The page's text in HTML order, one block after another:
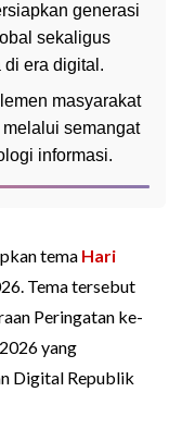
generasi
sekaligus
di era digital.
masyarakat
semangat
informasi.
tema Hari
Tema tersebut
Peringatan ke-
yang
Digital Republik